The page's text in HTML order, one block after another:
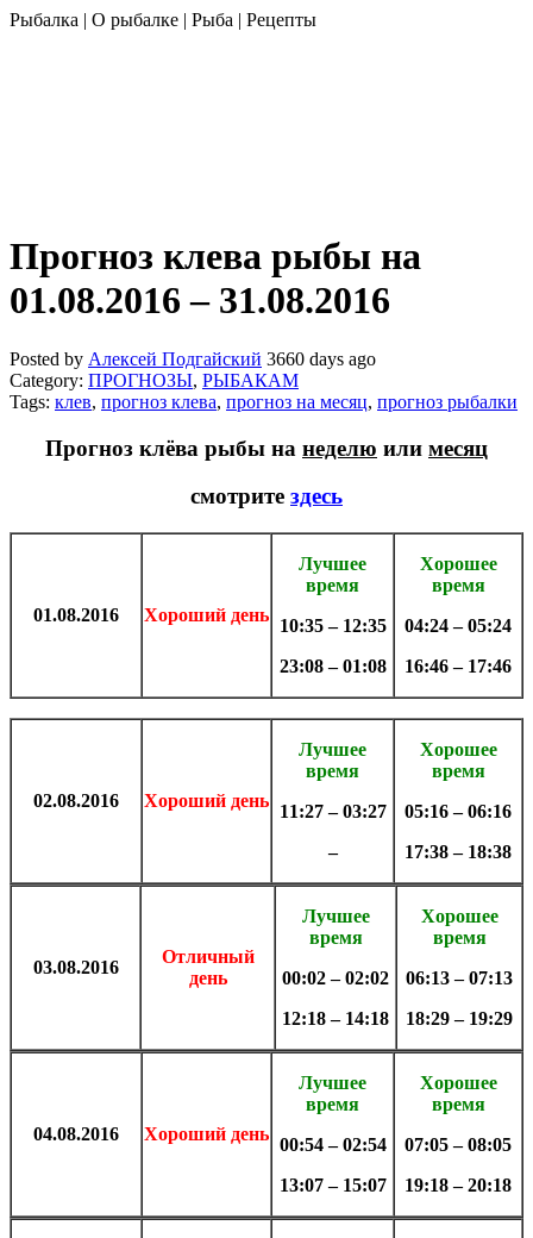
Рыбалка | О рыбалке | Рыба | Рецепты
Прогноз клева рыбы на
01.08.2016 – 31.08.2016
Posted by Алексей Подгайский 3660 days ago
Category: ПРОГНОЗЫ, РЫБАКАМ
Tags: клев, прогноз клева, прогноз на месяц, прогноз рыбалки
Прогноз клёва рыбы на неделю или месяц
смотрите здесь
01.08.2016 Хороший день
Лучшее
время
10:35 – 12:35
23:08 – 01:08
Хорошее
время
04:24 – 05:24
16:46 – 17:46
02.08.2016 Хороший день
Лучшее
время
11:27 – 03:27
–
Хорошее
время
05:16 – 06:16
17:38 – 18:38
03.08.2016
Отличный
день
Лучшее
время
00:02 – 02:02
12:18 – 14:18
Хорошее
время
06:13 – 07:13
18:29 – 19:29
04.08.2016 Хороший день
Лучшее
время
00:54 – 02:54
13:07 – 15:07
Хорошее
время
07:05 – 08:05
19:18 – 20:18